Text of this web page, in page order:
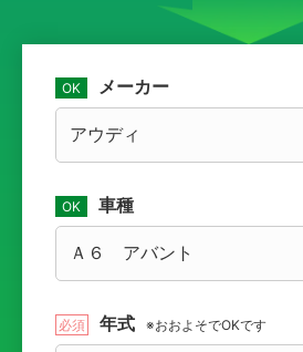
メーカー
車種
年式 ※おおよそでOKです